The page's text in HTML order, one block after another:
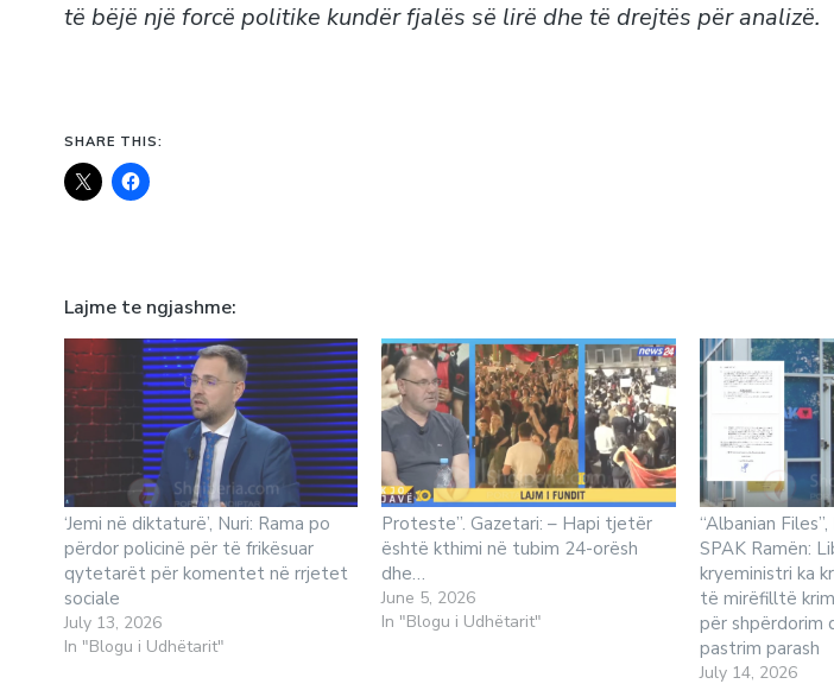
të bëjë një forcë politike kundër fjalës së lirë dhe të drejtës për analizë.
SHARE THIS:
Lajme te ngjashme
‘Jemi në diktaturë’, Nuri: Rama po
përdor policinë për të frikësuar
qytetarët për komentet në rrjetet
sociale
July 13, 2026
In "Blogu i Udhëtarit"
Proteste”. Gazetari: – Hapi tjetër
është kthimi në tubim 24-orësh
dhe…
June 5, 2026
In "Blogu i Udhëtarit"
“Albanian
SPAK Ramën:
kryeministri ka
të mirëfilltë
për shpërdorim
pastrim parash
July 14, 2026